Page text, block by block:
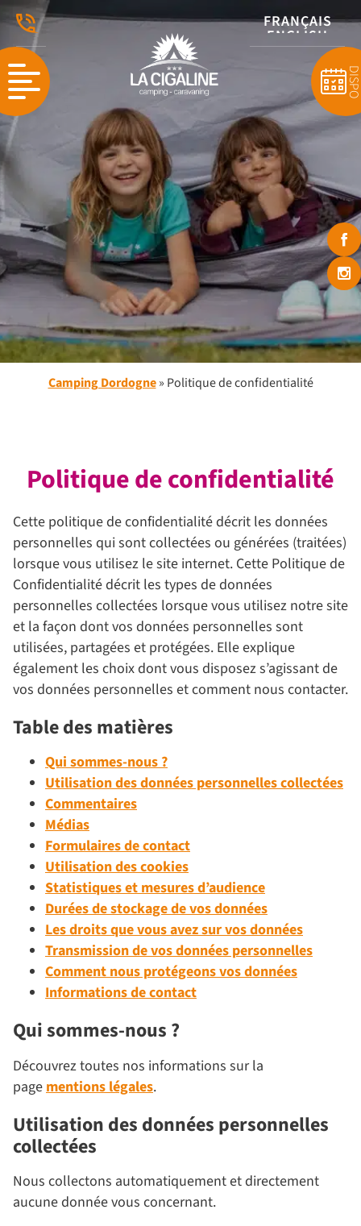
FRANÇAIS
ENGLISH
NEDERLANDS
Camping Dordogne» Politique de confidentialité
Politique de confidentialité
Cette politique de confidentialité décrit les données
personnelles qui sont collectées ou générées (traitées)
lorsque vous utilisez le site internet. Cette Politique de
Confidentialité décrit les types de données
personnelles collectées lorsque vous utilisez notre site
et la façon dont vos données personnelles sont
utilisées, partagées et protégées. Elle explique
également les choix dont vous disposez s’agissant de
vos données personnelles et comment nous contacter.
Table des matières
Qui sommes-nous ?
Utilisation des données personnelles collectées
Commentaires
Médias
Formulaires de contact
Utilisation des cookies
Statistiques et mesures d’audience
Durées de stockage de vos données
Les droits que vous avez sur vos données
Transmission de vos données personnelles
Comment nous protégeons vos données
Informations de contact
Qui sommes-nous ?
Découvrez toutes nos informations sur la
page mentions légales.
Utilisation des données personnelles
collectées
Nous collectons automatiquement et directement
aucune donnée vous concernant.